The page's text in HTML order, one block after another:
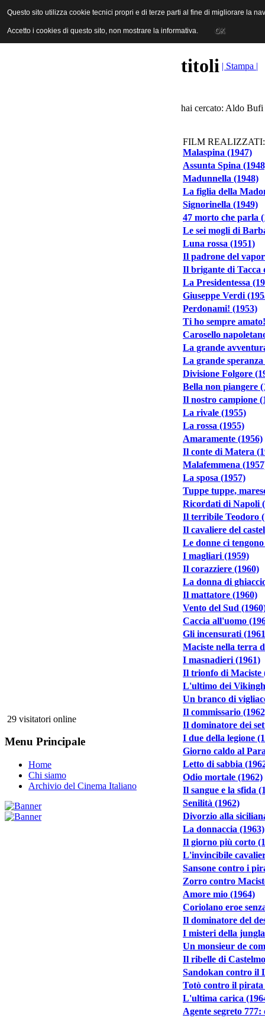
ANICA | Associazione Nazionale Industrie Cinematografiche
29 visitatori online
Menu Principale
Home
Chi siamo
Archivio del Cinema Italiano
titoli | Stampa |
hai cercato: Aldo
FILM REALIZZATI:
Malaspina (1947)
Assunta Spina
Madunnella (1948)
La figlia della
Signorinella (1949)
47 morto che parla
Le sei mogli di
Luna rossa (1951)
Il padrone del
Il brigante di Tacca
La Presidentessa
Giuseppe Verdi
Perdonami! (1953)
Ti ho sempre
Carosello
La grande
La grande speranza
Divisione Folgore
Bella non piangere
Il nostro campione
La rivale (1955)
La rossa (1955)
Amaramente (1956)
Il conte di Matera
Malafemmena
La sposa (1957)
Tuppe tuppe,
Ricordati di Napoli
Il terribile Teodoro
Il cavaliere del
Le donne ci tengono
I magliari (1959)
Il corazziere (1960)
La donna di
Il mattatore (1960)
Vento del Sud
Caccia all'uomo
Gli incensurati
Maciste nella terra
I masnadieri (1961)
Il trionfo di Maciste
L'ultimo dei
Un branco di
Il commissario
Il dominatore dei
I due della legione
Giorno caldo al
Letto di sabbia
Odio mortale (1962)
Il sangue e la sfida
Senilità (1962)
Divorzio alla
La donnaccia (1963)
Il giorno più corto
L'invincibile
Sansone contro i
Zorro contro
Amore mio (1964)
Coriolano eroe
Il dominatore del
I misteri della
Un monsieur de
Il ribelle di
Sandokan contro il
Totò contro il pirata
L'ultima carica
Agente segreto
Questo sito utilizza cookie tecnici propri e di terze parti al fine di migliorare la
Accetto i cookies di questo sito, non mostrare la informativa. OK
Questo sito utilizza cookie tecnici propri e di terze parti al fine di migliorare la
Accetto i cookies di questo sito, non mostrare la informativa. OK